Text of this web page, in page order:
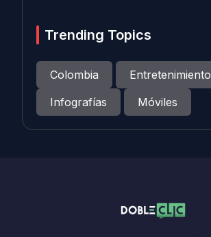
Trending Topics
Colombia
Entretenimiento
Infografías
Móviles